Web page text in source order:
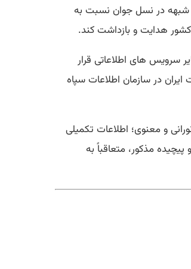
شبهه در نسل جوان نسبت به
کشور هدایت و بازداشت کند.
سرویس های اطلاعاتی قرار
در سازمان اطلاعات سپاه
و معنوی؛ اطلاعات تکمیلی
مذکور، متعاقباً به